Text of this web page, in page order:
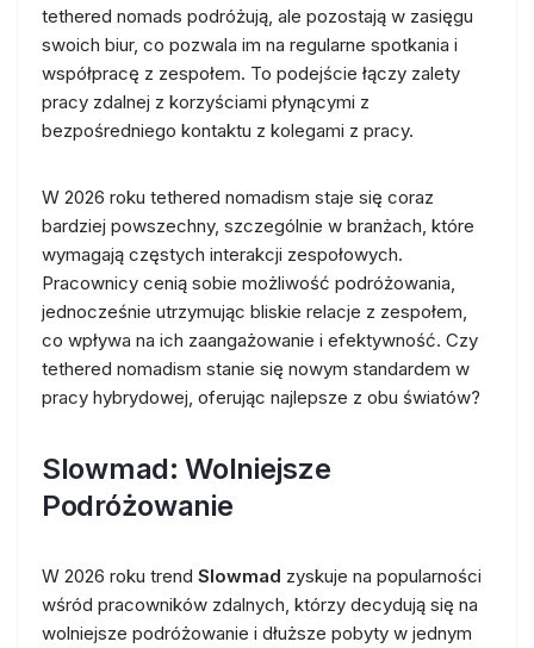
tethered nomads podróżują, ale pozostają w zasięgu
swoich biur, co pozwala im na regularne spotkania i
współpracę z zespołem. To podejście łączy zalety
pracy zdalnej z korzyściami płynącymi z
bezpośredniego kontaktu z kolegami z pracy.
W 2026 roku tethered nomadism staje się coraz
bardziej powszechny, szczególnie w branżach, które
wymagają częstych interakcji zespołowych.
Pracownicy cenią sobie możliwość podróżowania,
jednocześnie utrzymując bliskie relacje z zespołem,
co wpływa na ich zaangażowanie i efektywność. Czy
tethered nomadism stanie się nowym standardem w
pracy hybrydowej, oferując najlepsze z obu światów?
Slowmad: Wolniejsze
Podróżowanie
W 2026 roku trend Slowmad zyskuje na popularności
wśród pracowników zdalnych, którzy decydują się na
wolniejsze podróżowanie i dłuższe pobyty w jednym